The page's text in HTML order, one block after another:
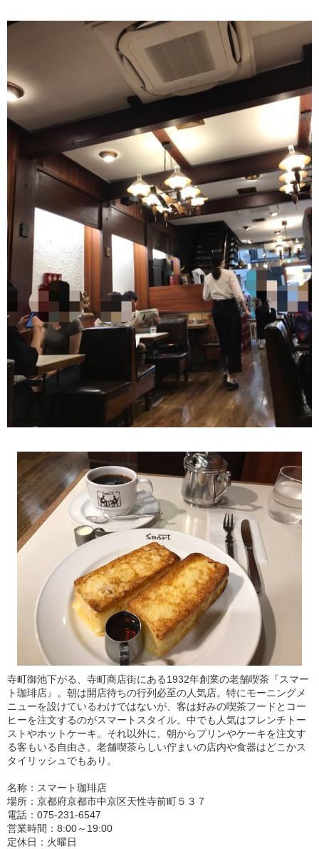
寺町御池下がる、寺町商店街にある1932年創業の老舗喫茶『スマー
ト珈琲店』。朝は開店待ちの行列必至の人気店。特にモーニングメ
ニューを設けているわけではないが、客は好みの喫茶フードとコー
ヒーを注文するのがスマートスタイル。中でも人気はフレンチトー
ストやホットケーキ。それ以外に、朝からプリンやケーキを注文す
る客もいる自由さ。老舗喫茶らしい佇まいの店内や食器はどこかス
タイリッシュでもあり。
名称：スマート珈琲店
場所：京都府京都市中京区天性寺前町５３７
電話：075-231-6547
営業時間：8:00～19:00
定休日：火曜日